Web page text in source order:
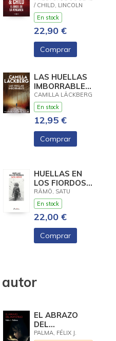
PENDERGAST
22)
/ CHILD, LINCOLN
En stock
22,90 €
Comprar
LAS HUELLAS
IMBORRABLES
(LOS
CRIMENES DE
FJALLBACK
CAMILLA LÄCKBERG
En stock
12,95 €
Comprar
HUELLAS EN
LOS FIORDOS
(HILDUR 1)
RÄMÖ, SATU
En stock
22,00 €
Comprar
autor
EL ABRAZO
DEL
MONSTRUO
PALMA, FÉLIX J.